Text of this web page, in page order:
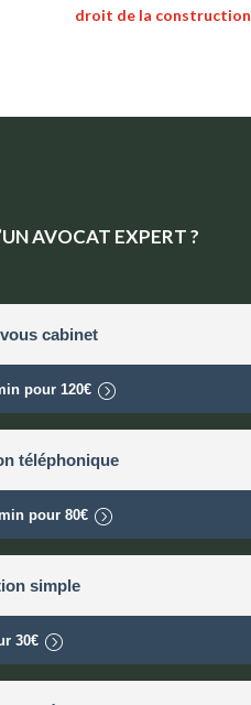
droit de la construction
AVOCAT EXPERT ?
cabinet
pour 120€
téléphonique
pour 80€
simple
30€